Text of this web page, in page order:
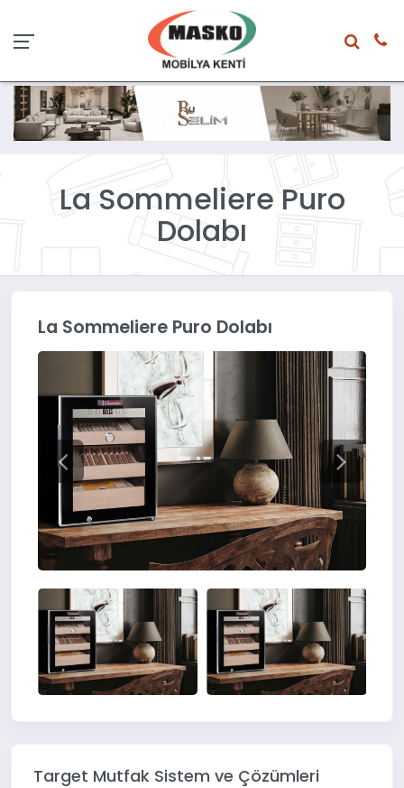
La Sommeliere Puro
Dolabı
La Sommeliere Puro Dolabı
Target Mutfak Sistem ve Çözümleri